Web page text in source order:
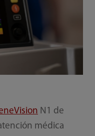
N1 de
médica